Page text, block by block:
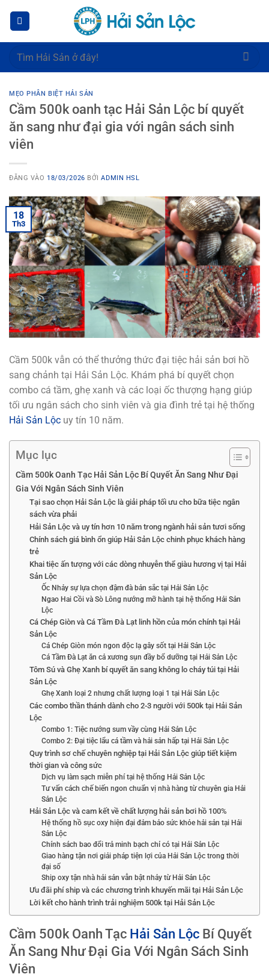
dung
Tìm
MẸO PHÂN BIỆT HẢI SẢN
Cầm 500k oanh tạc Hải Sản Lộc bí quyết
ăn sang như đại gia với ngân sách sinh
viên
ĐĂNG VÀO 18/03/2026 BỞIADMIN HSL
18
Th3
Cầm 500k vẫn có thể thưởng thức đại tiệc hải sản bơi hồ
sang chảnh tại Hải Sản Lộc. Khám phá bí quyết chọn
combo cá tầm, ghẹ xanh và các loại ốc thượng hạng giúp
tối ưu ngân sách cho sinh viên và gia đình trẻ tại hệ thống
Hải Sản Lộc uy tín 10 năm.
Mục lục
Cầm 500k Oanh Tạc Hải Sản Lộc Bí Quyết Ăn Sang Như Đại
Gia Với Ngân Sách Sinh Viên
Tại sao chọn Hải Sản Lộc là giải pháp tối ưu cho bữa tiệc ngân
sách vừa phải
Hải Sản Lộc và uy tín hơn 10 năm trong ngành hải sản tươi sống
Chính sách giá bình ổn giúp Hải Sản Lộc chinh phục khách hàng
trẻ
Khai tiệc ấn tượng với các dòng nhuyễn thể giàu hương vị tại Hải
Sản Lộc
Ốc Nhảy sự lựa chọn đậm đà bản sắc tại Hải Sản Lộc
Ngao Hai Cồi và Sò Lông nướng mỡ hành tại hệ thống Hải Sản
Lộc
Cá Chép Giòn và Cá Tầm Đà Lạt linh hồn của món chính tại Hải
Sản Lộc
Cá Chép Giòn món ngon độc lạ gây sốt tại Hải Sản Lộc
Cá Tầm Đà Lạt ăn cả xương sụn đầy bổ dưỡng tại Hải Sản Lộc
Tôm Sú và Ghẹ Xanh bí quyết ăn sang không lo cháy túi tại Hải
Sản Lộc
Ghẹ Xanh loại 2 nhưng chất lượng loại 1 tại Hải Sản Lộc
Các combo thần thánh dành cho 2-3 người với 500k tại Hải Sản
Lộc
Combo 1: Tiệc nướng sum vầy cùng Hải Sản Lộc
Combo 2: Đại tiệc lẩu cá tầm và hải sản hấp tại Hải Sản Lộc
Quy trình sơ chế chuyên nghiệp tại Hải Sản Lộc giúp tiết kiệm
thời gian và công sức
Dịch vụ làm sạch miễn phí tại hệ thống Hải Sản Lộc
Tư vấn cách chế biến ngon chuẩn vị nhà hàng từ chuyên gia Hải
Sản Lộc
Hải Sản Lộc và cam kết về chất lượng hải sản bơi hồ 100%
Hệ thống hồ sục oxy hiện đại đảm bảo sức khỏe hải sản tại Hải
Sản Lộc
Chính sách bao đổi trả minh bạch chỉ có tại Hải Sản Lộc
Giao hàng tận nơi giải pháp tiện lợi của Hải Sản Lộc trong thời
đại số
Ship oxy tận nhà hải sản vẫn bật nhảy từ Hải Sản Lộc
Ưu đãi phí ship và các chương trình khuyến mãi tại Hải Sản Lộc
Lời kết cho hành trình trải nghiệm 500k tại Hải Sản Lộc
Cầm 500k Oanh Tạc Hải Sản Lộc Bí Quyết
Ăn Sang Như Đại Gia Với Ngân Sách Sinh
Viên